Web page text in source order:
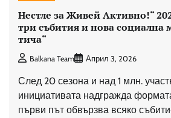
Нестле за Живей Активно!“
три събития и нова социална
тича“
Balkana Team Април 3, 2026
След 20 сезона и над 1 млн.
инициативата надгражда
първи път обвързва всяко